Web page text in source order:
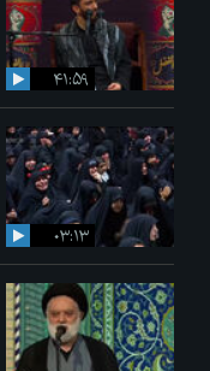
۴۱:۵۹
۰۳:۱۳